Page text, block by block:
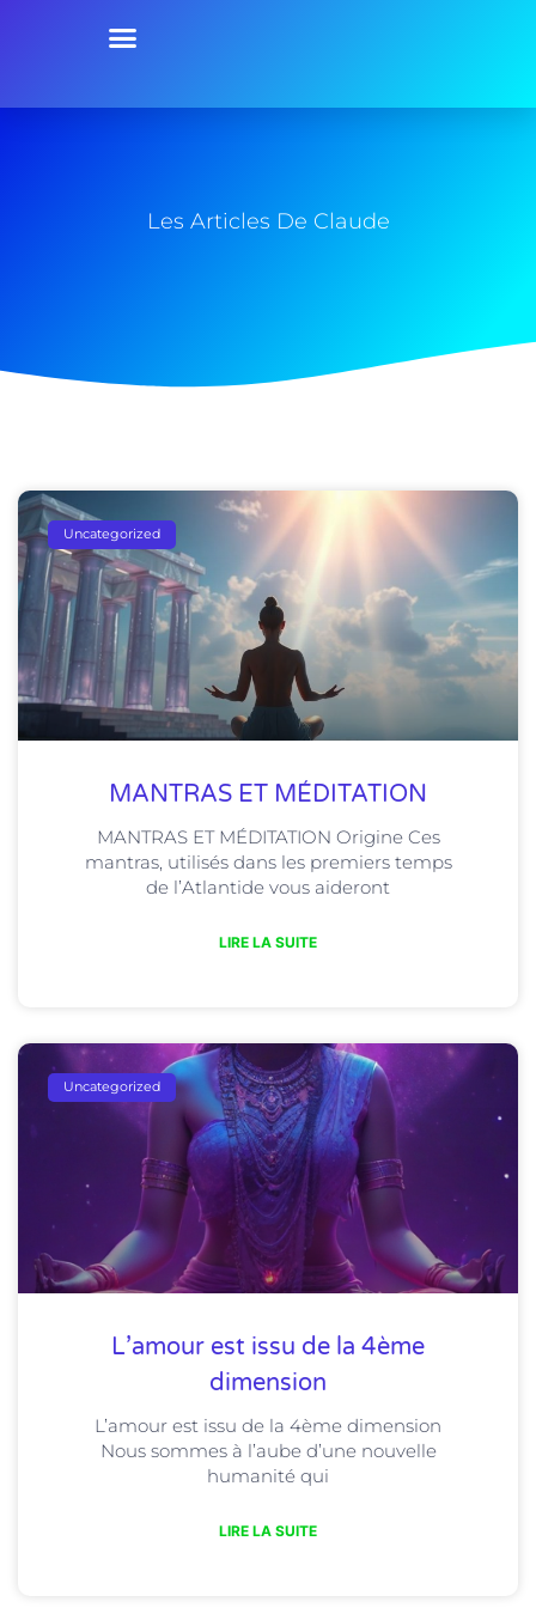
Les Articles De Claude
Uncategorized
MANTRAS ET MÉDITATION
MANTRAS ET MÉDITATION Origine Ces
mantras, utilisés dans les premiers temps
de l’Atlantide vous aideront
LIRE LA SUITE
Uncategorized
L’amour est issu de la 4ème
dimension
L’amour est issu de la 4ème dimension
Nous sommes à l’aube d’une nouvelle
humanité qui
LIRE LA SUITE